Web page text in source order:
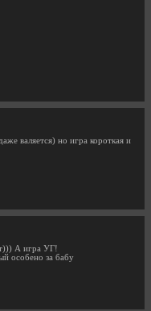
валяется) но игра короткая и
А игра УГ!
особено за бабу